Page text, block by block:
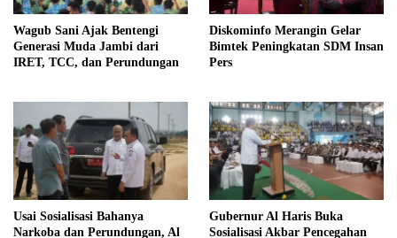
Wagub Sani Ajak Bentengi
Generasi Muda Jambi dari
IRET, TCC, dan Perundungan
Diskominfo Merangin Gelar
Bimtek Peningkatan SDM Insan
Pers
Usai Sosialisasi Bahanya
Narkoba dan Perundungan, Al
Gubernur Al Haris Buka
Sosialisasi Akbar Pencegahan